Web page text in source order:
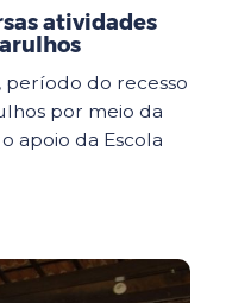
atividades
do recesso
por meio da
apoio da Escola